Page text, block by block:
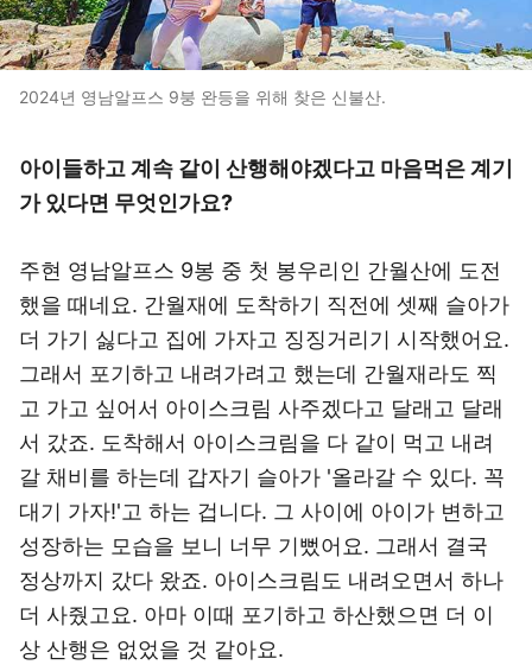
2024년 영남알프스 9붕 완등을 위해 찾은 신불산.
아이들하고 계속 같이 산행해야겠다고 마음먹은 계기
가 있다면 무엇인가요?
주현 영남알프스 9봉 중 첫 봉우리인 간월산에 도전
했을 때네요. 간월재에 도착하기 직전에 셋째 슬아가
더 가기 싫다고 집에 가자고 징징거리기 시작했어요.
그래서 포기하고 내려가려고 했는데 간월재라도 찍
고 가고 싶어서 아이스크림 사주겠다고 달래고 달래
서 갔죠. 도착해서 아이스크림을 다 같이 먹고 내려
갈 채비를 하는데 갑자기 슬아가 '올라갈 수 있다. 꼭
대기 가자!'고 하는 겁니다. 그 사이에 아이가 변하고
성장하는 모습을 보니 너무 기뻤어요. 그래서 결국
정상까지 갔다 왔죠. 아이스크림도 내려오면서 하나
더 사줬고요. 아마 이때 포기하고 하산했으면 더 이
상 산행은 없었을 것 같아요.